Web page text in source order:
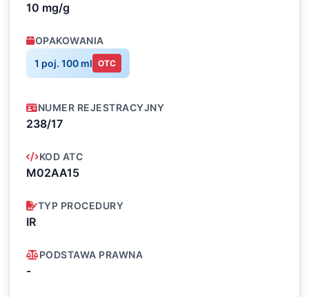
10 mg/g
OPAKOWANIA
1 poj. 100 ml OTC
NUMER REJESTRACYJNY
238/17
KOD ATC
M02AA15
TYP PROCEDURY
IR
PODSTAWA PRAWNA
-